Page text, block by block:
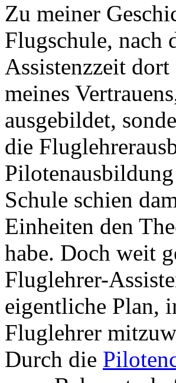
Zu meiner
Flugschule, nach
Assistenzzeit
meines
ausgebildet,
die
Schule schien
Einheiten den
habe. Doch weit
Fluglehrer-
eigentliche Plan,
Fluglehrer
Durch die